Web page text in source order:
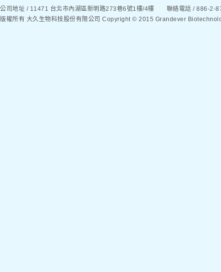
公司地址 / 11471 台北市內湖區新明路273巷6號1樓/4樓 聯絡電話 / 886-
版權所有 大久生物科技股份有限公司 Copyright © 2015 Grandever